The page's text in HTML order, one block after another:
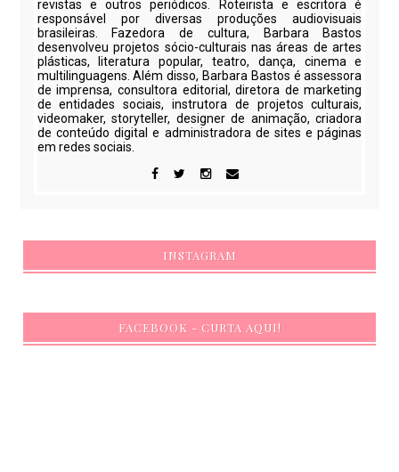
revistas e outros periódicos. Roteirista e escritora é
responsável por diversas produções audiovisuais
brasileiras. Fazedora de cultura, Barbara Bastos
desenvolveu projetos sócio-culturais nas áreas de artes
plásticas, literatura popular, teatro, dança, cinema e
multilinguagens. Além disso, Barbara Bastos é assessora
de imprensa, consultora editorial, diretora de marketing
de entidades sociais, instrutora de projetos culturais,
videomaker, storyteller, designer de animação, criadora
de conteúdo digital e administradora de sites e páginas
em redes sociais.
INSTAGRAM
FACEBOOK - CURTA AQUI!